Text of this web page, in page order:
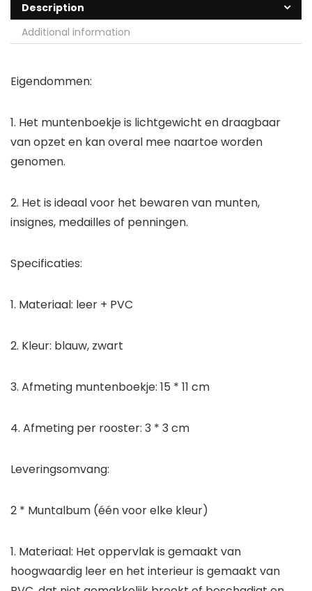
Description
Additional information
Eigendommen:
1. Het muntenboekje is lichtgewicht en draagbaar
van opzet en kan overal mee naartoe worden
genomen.
2. Het is ideaal voor het bewaren van munten,
insignes, medailles of penningen.
Specificaties:
1. Materiaal: leer + PVC
2. Kleur: blauw, zwart
3. Afmeting muntenboekje: 15 * 11 cm
4. Afmeting per rooster: 3 * 3 cm
Leveringsomvang:
2 * Muntalbum (één voor elke kleur)
1. Materiaal: Het oppervlak is gemaakt van
hoogwaardig leer en het interieur is gemaakt van